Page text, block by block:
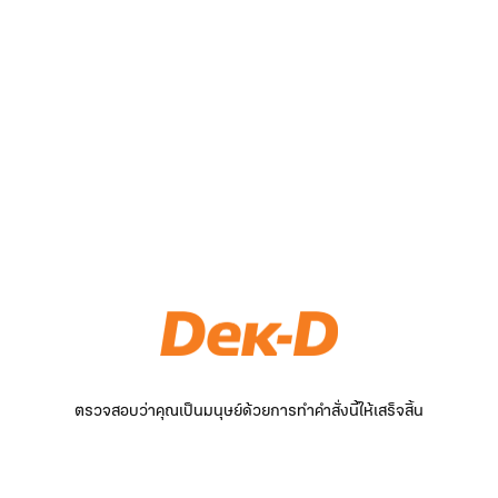
ตรวจสอบว่าคุณเป็นมนุษย์ด้วยการทำคำสั่งนี้ให้เสร็จสิ้น